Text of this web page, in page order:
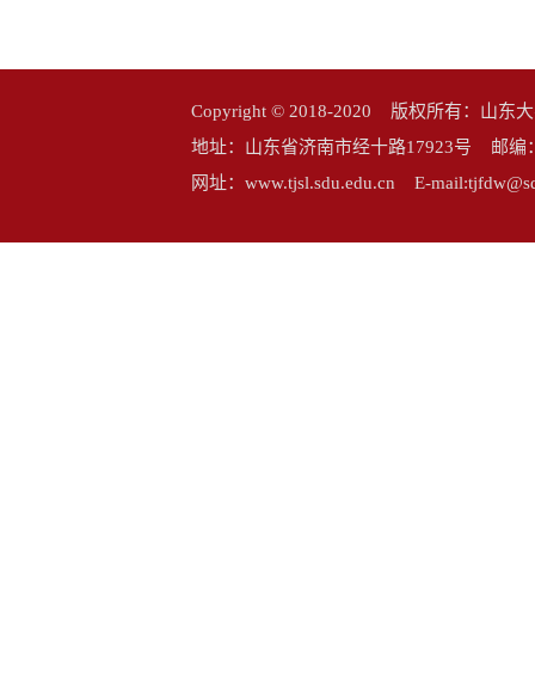
Copyright © 2018-2020 版权所有：山东
地址：山东省济南市经十路17923号 邮
网址：www.tjsl.sdu.edu.cn E-